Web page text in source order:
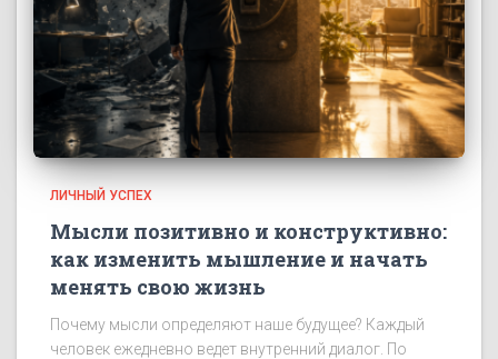
ЛИЧНЫЙ УСПЕХ
Мысли позитивно и конструктивно:
как изменить мышление и начать
менять свою жизнь
Почему мысли определяют наше будущее? Каждый
человек ежедневно ведет внутренний диалог. По